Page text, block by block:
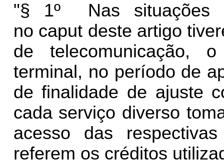
"§ 1º Nas situações
no caput deste artigo
de telecomunicação,
terminal, no período de
de finalidade de ajuste
cada serviço diverso
acesso das
referem os créditos